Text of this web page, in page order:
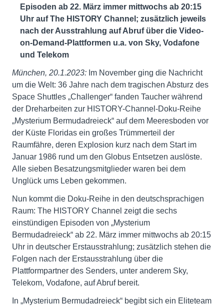
Episoden ab 22. März immer mittwochs ab 20:15
Uhr auf The HISTORY Channel; zusätzlich jeweils
nach der Ausstrahlung auf Abruf über die Video-
on-Demand-Plattformen u.a. von Sky, Vodafone
und Telekom
München, 20.1.2023: Im November ging die Nachricht
um die Welt: 36 Jahre nach dem tragischen Absturz des
Space Shuttles „Challenger“ fanden Taucher während
der Dreharbeiten zur HISTORY-Channel-Doku-Reihe
„Mysterium Bermudadreieck“ auf dem Meeresboden vor
der Küste Floridas ein großes Trümmerteil der
Raumfähre, deren Explosion kurz nach dem Start im
Januar 1986 rund um den Globus Entsetzen auslöste.
Alle sieben Besatzungsmitglieder waren bei dem
Unglück ums Leben gekommen.
Nun kommt die Doku-Reihe in den deutschsprachigen
Raum: The HISTORY Channel zeigt die sechs
einstündigen Episoden von „Mysterium
Bermudadreieck“ ab 22. März immer mittwochs ab 20:15
Uhr in deutscher Erstausstrahlung; zusätzlich stehen die
Folgen nach der Erstausstrahlung über die
Plattformpartner des Senders, unter anderem Sky,
Telekom, Vodafone, auf Abruf bereit.
In „Mysterium Bermudadreieck“ begibt sich ein Eliteteam